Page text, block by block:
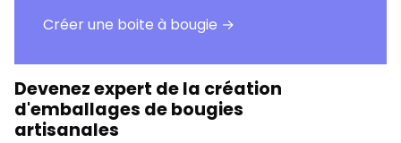
Créer une boite à bougie →
Devenez expert de la création
d'emballages de bougies
artisanales